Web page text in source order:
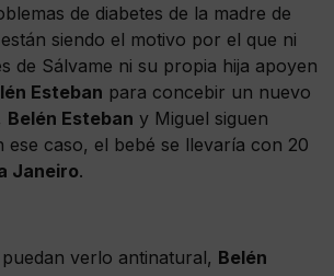
de diabetes de la madre de
están siendo el motivo por el que ni
de Sálvame ni su propia hija apoyen
Esteban para concebir un nuevo
Belén Esteban y Miguel siguen
ese caso, el bebé se llevaría con 20
Janeiro.
verlo antinatural, Belén